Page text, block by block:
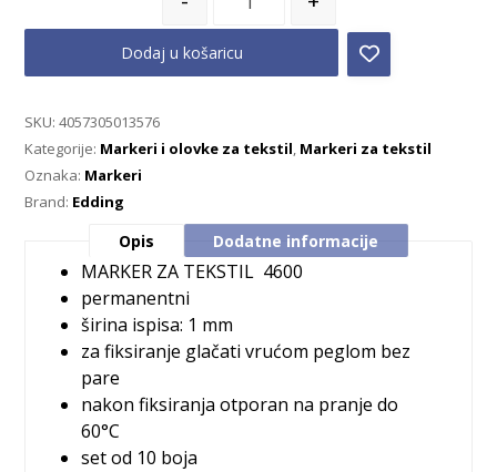
Dodaj u košaricu
SKU:4057305013576
Kategorije: Markeri i olovke za tekstil Markeri za tekstil
Oznaka: Markeri
Brand: Edding
Opis Dodatne informacije
MARKER ZA TEKSTIL 4600
permanentni
širina ispisa: 1 mm
za fiksiranje glačati vrućom peglom bez
pare
nakon fiksiranja otporan na pranje do
60°C
set od 10 boja